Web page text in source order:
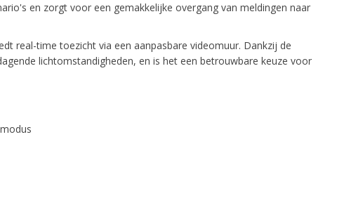
en zorgt voor een gemakkelijke overgang van meldingen naar
real-time toezicht via een aanpasbare videomuur. Dankzij de
lichtomstandigheden, en is het een betrouwbare keuze voor